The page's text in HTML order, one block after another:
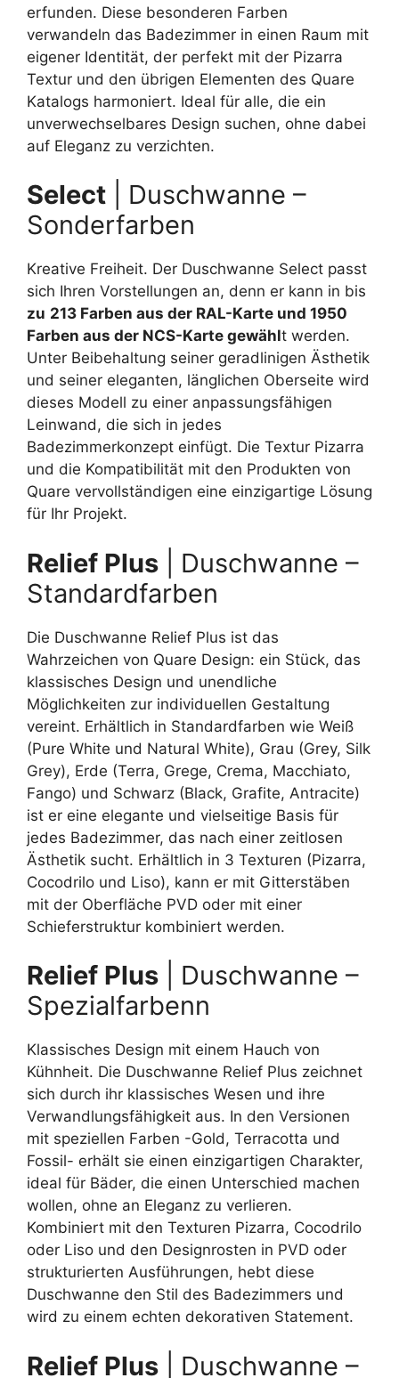
erfunden. Diese besonderen Farben
verwandeln das Badezimmer in einen Raum mit
eigener Identität, der perfekt mit der Pizarra
Textur und den übrigen Elementen des Quare
Katalogs harmoniert. Ideal für alle, die ein
unverwechselbares Design suchen, ohne dabei
auf Eleganz zu verzichten.
Select | Duschwanne –
Sonderfarben
Kreative Freiheit. Der Duschwanne Select passt
sich Ihren Vorstellungen an, denn er kann in bis
zu 213 Farben aus der RAL-Karte und 1950
Farben aus der NCS-Karte gewählt werden.
Unter Beibehaltung seiner geradlinigen Ästhetik
und seiner eleganten, länglichen Oberseite wird
dieses Modell zu einer anpassungsfähigen
Leinwand, die sich in jedes
Badezimmerkonzept einfügt. Die Textur Pizarra
und die Kompatibilität mit den Produkten von
Quare vervollständigen eine einzigartige Lösung
für Ihr Projekt.
Relief Plus | Duschwanne –
Standardfarben
Die Duschwanne Relief Plus ist das
Wahrzeichen von Quare Design: ein Stück, das
klassisches Design und unendliche
Möglichkeiten zur individuellen Gestaltung
vereint. Erhältlich in Standardfarben wie Weiß
(Pure White und Natural White), Grau (Grey, Silk
Grey), Erde (Terra, Grege, Crema, Macchiato,
Fango) und Schwarz (Black, Grafite, Antracite)
ist er eine elegante und vielseitige Basis für
jedes Badezimmer, das nach einer zeitlosen
Ästhetik sucht. Erhältlich in 3 Texturen (Pizarra,
Cocodrilo und Liso), kann er mit Gitterstäben
mit der Oberfläche PVD oder mit einer
Schieferstruktur kombiniert werden.
Relief Plus | Duschwanne –
Spezialfarbenn
Klassisches Design mit einem Hauch von
Kühnheit. Die Duschwanne Relief Plus zeichnet
sich durch ihr klassisches Wesen und ihre
Verwandlungsfähigkeit aus. In den Versionen
mit speziellen Farben -Gold, Terracotta und
Fossil- erhält sie einen einzigartigen Charakter,
ideal für Bäder, die einen Unterschied machen
wollen, ohne an Eleganz zu verlieren.
Kombiniert mit den Texturen Pizarra, Cocodrilo
oder Liso und den Designrosten in PVD oder
strukturierten Ausführungen, hebt diese
Duschwanne den Stil des Badezimmers und
wird zu einem echten dekorativen Statement.
Relief Plus | Duschwanne –